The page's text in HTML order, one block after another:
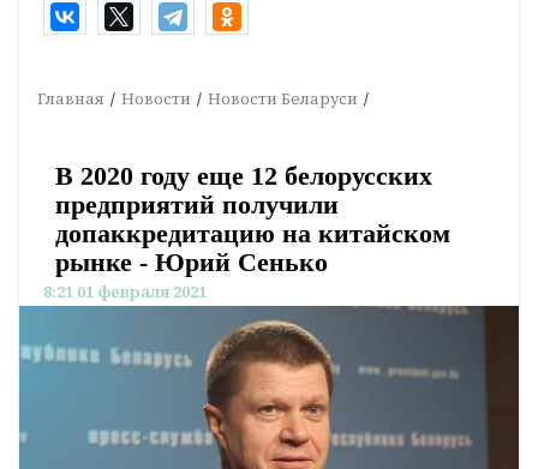
Главная Новости Новости Беларуси
В 2020 году еще 12 белорусских
предприятий получили
допаккредитацию на китайском
рынке - Юрий Сенько
8:21 01 февраля 2021